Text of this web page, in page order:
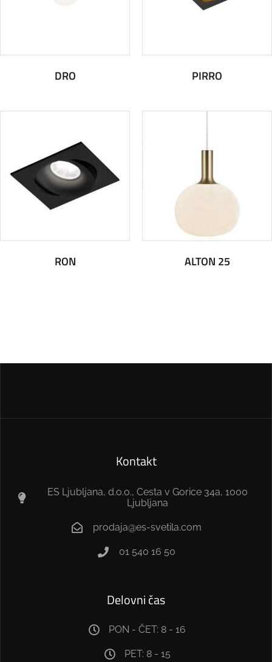
DRO PIRRO
RON ALTON 25
Kontakt
ES Ljubljana, d.o.o., Cesta v Gorice 34a, 1000
Ljubljana
prodaja@es-svetila.com
01 540 16 50
Delovni čas
PON - ČET: 8 - 16
PET: 8 - 15